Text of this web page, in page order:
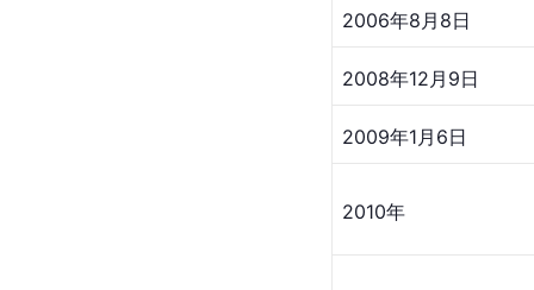
2006年8月8日
2008年12月9日
2009年1月6日
2010年